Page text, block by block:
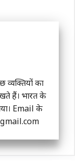
का
हैं। भारत के
Email के